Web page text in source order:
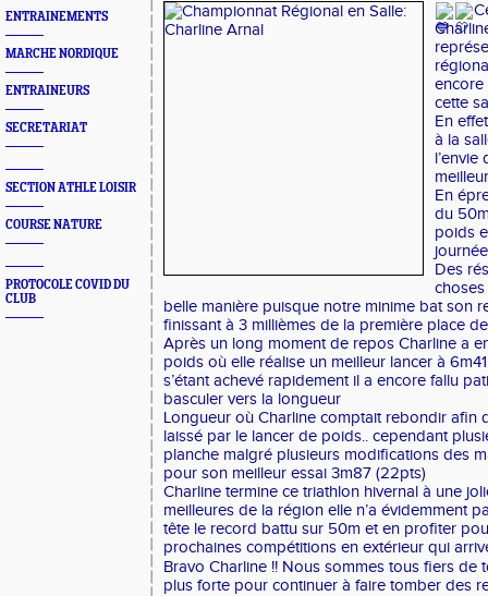
ENTRAINEMENTS
MARCHE NORDIQUE
ENTRAINEURS
SECRETARIAT
SECTION ATHLE LOISIR
COURSE NATURE
PROTOCOLE COVID DU
CLUB
encore
cette
En
à la
l’envie
En
du
poids
Des
belle manière puisque notre minime bat son
finissant à 3 millièmes de la première place
Après un long moment de repos Charline a
poids où elle réalise un meilleur lancer à
s’étant achevé rapidement il a encore fallu
basculer vers la longueur
Longueur où Charline comptait rebondir afin
laissé par le lancer de poids.. cependant
planche malgré plusieurs modifications des
pour son meilleur essai 3m87 (22pts)
Charline termine ce triathlon hivernal à une
meilleures de la région elle n’a évidemment
tête le record battu sur 50m et en profiter
prochaines compétitions en extérieur qui
Bravo Charline !! Nous sommes tous fiers de
plus forte pour continuer à faire tomber des